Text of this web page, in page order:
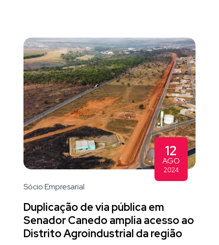
12
AGO
2024
Sócio Empresarial
Duplicação de via pública em
Senador Canedo amplia acesso ao
Distrito Agroindustrial da região